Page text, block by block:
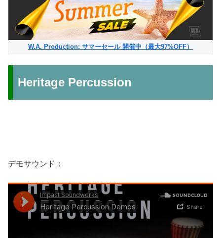
W.A. Production: サマーセール 開催中（最大97%OFF）
Heritage Percussion
デモサウンド：